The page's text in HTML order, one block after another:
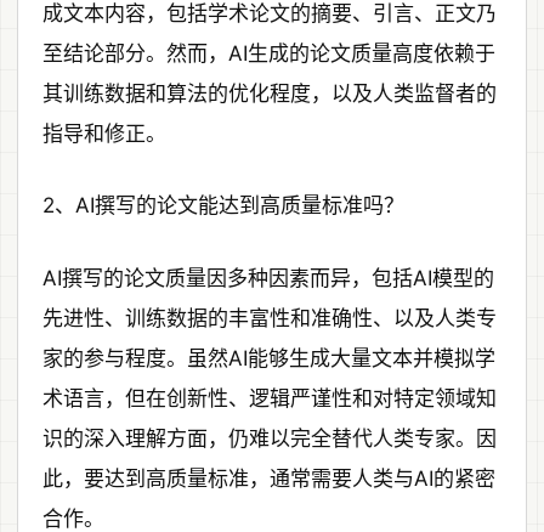
成文本内容，包括学术论文的摘要、引言、正文乃
至结论部分。然而，AI生成的论文质量高度依赖于
其训练数据和算法的优化程度，以及人类监督者的
指导和修正。
2、AI撰写的论文能达到高质量标准吗？
AI撰写的论文质量因多种因素而异，包括AI模型的
先进性、训练数据的丰富性和准确性、以及人类专
家的参与程度。虽然AI能够生成大量文本并模拟学
术语言，但在创新性、逻辑严谨性和对特定领域知
识的深入理解方面，仍难以完全替代人类专家。因
此，要达到高质量标准，通常需要人类与AI的紧密
合作。